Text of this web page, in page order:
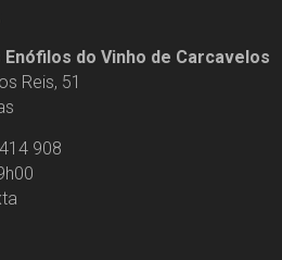
do Vinho de Carcavelos
Reis, 51
908